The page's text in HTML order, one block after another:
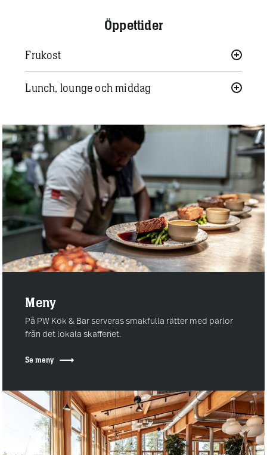
Öppettider
Frukost
Lunch, lounge och middag
Meny
På PW Kök & Bar serveras smakfulla rätter med pärlor
från det lokala skafferiet.
Se meny